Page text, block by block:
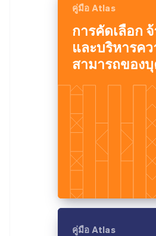
คู่มือ Atlas
การคัดเลือก
และบริหารค
สามารถของ
คู่มือ Atlas